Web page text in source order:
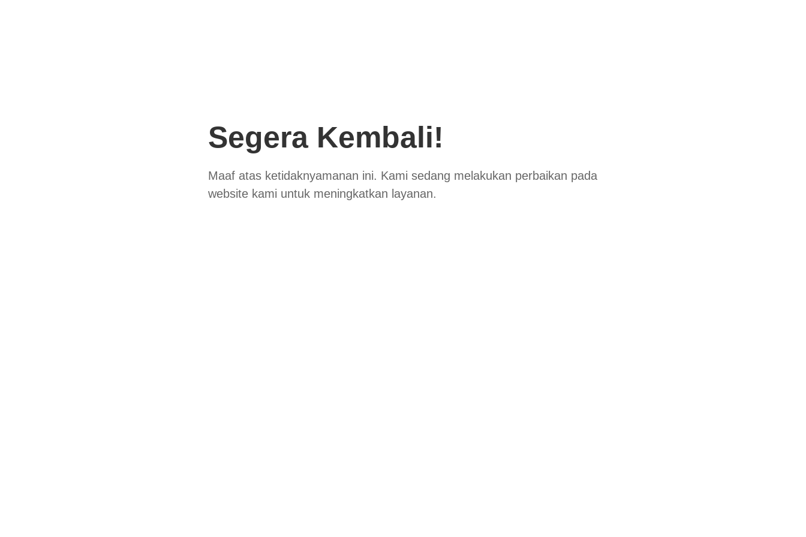
Segera Kembali!
Maaf atas ketidaknyamanan ini. Kami sedang melakukan perbaikan pada
website kami untuk meningkatkan layanan.